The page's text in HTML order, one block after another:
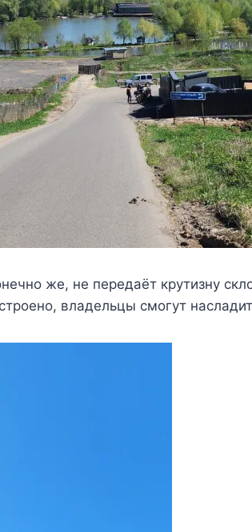
же, не передаёт крутизну
владельцы смогут